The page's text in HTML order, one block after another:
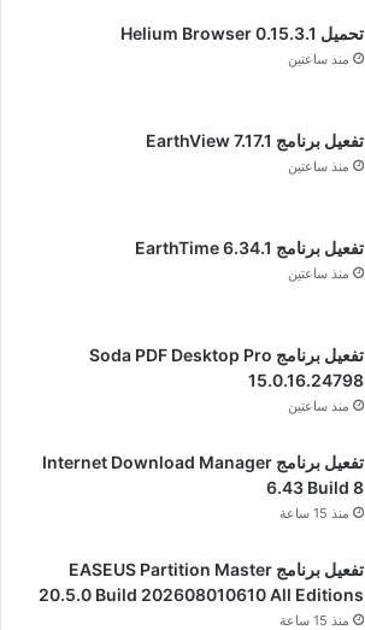
تحميل Helium Browser 0.15.3.1
منذ ساعتين
تفعيل برنامج EarthView 7.17.1
منذ ساعتين
تفعيل برنامج EarthTime 6.34.1
منذ ساعتين
تفعيل برنامج Soda PDF Desktop Pro
15.0.16.24798
منذ ساعتين
تفعيل برنامج Internet Download Manager
6.43 Build 8
منذ 15 ساعة
تفعيل برنامج EASEUS Partition Master
20.5.0 Build 202608010610 All Editions
منذ 15 ساعة